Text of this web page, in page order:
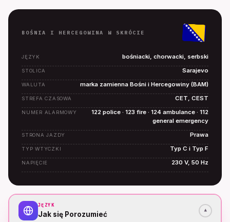
BOŚNIA I HERCEGOWINA W SKRÓCIE
JĘZYK bośniacki, chorwacki, serbski
STOLICA Sarajevo
WALUTA marka zamienna Bośni i Hercegowiny (BAM)
STREFA CZASOWA CET, CEST
NUMER ALARMOWY
122 police · 123 fire · 124 ambulance · 112
general emergency
STRONA JAZDY Prawa
TYP WTYCZKI Typ C i Typ F
NAPIĘCIE 230 V, 50 Hz
JĘZYK
Jak się Porozumieć ▾